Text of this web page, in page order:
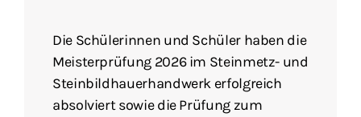
Die Schülerinnen und Schüler haben die
Meisterprüfung 2026 im Steinmetz- und
Steinbildhauerhandwerk erfolgreich
absolviert sowie die Prüfung zum